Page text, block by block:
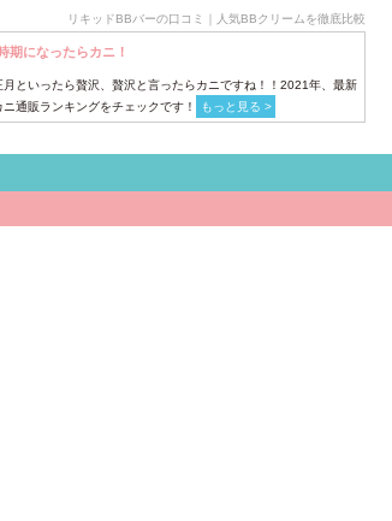
リキッドBBバーの口コミ｜人気BBクリームを徹底比較
期になったらカニ！
月といったら贅沢、贅沢と言ったらカニですね！！2021年、最新
通販ランキングをチェックです！
もっと見る >